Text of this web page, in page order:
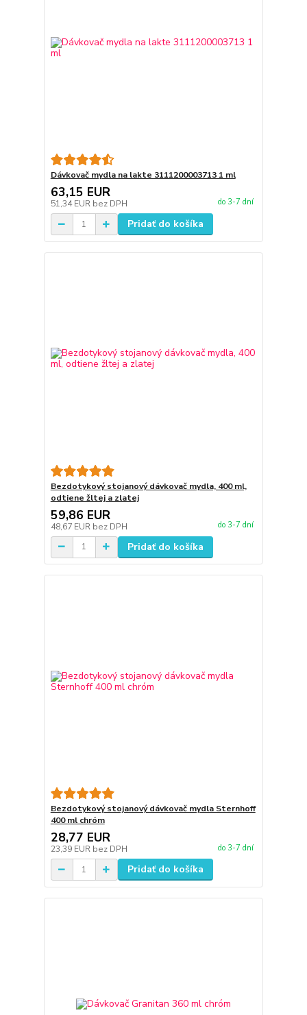
Dávkovač mydla na lakte 3111200003713 1 ml
63,15 EUR
51,34 EUR bez DPH do 3-7 dní
Pridať do košíka
Bezdotykový stojanový dávkovač mydla, 400 ml,
odtiene žltej a zlatej
59,86 EUR
48,67 EUR bez DPH do 3-7 dní
Pridať do košíka
Bezdotykový stojanový dávkovač mydla Sternhoff
400 ml chróm
28,77 EUR
23,39 EUR bez DPH do 3-7 dní
Pridať do košíka